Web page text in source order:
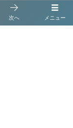
メニュー
次へ